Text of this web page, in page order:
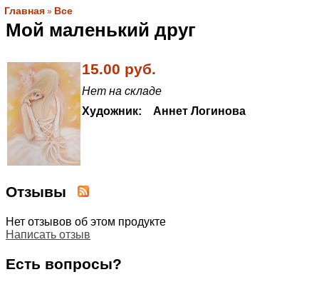
Главная » Все
Мой маленький друг
15.00 руб.
Нет на складе
Художник:
Аннет Логинова
Отзывы
Нет отзывов об этом продукте
Написать отзыв
Есть вопросы?